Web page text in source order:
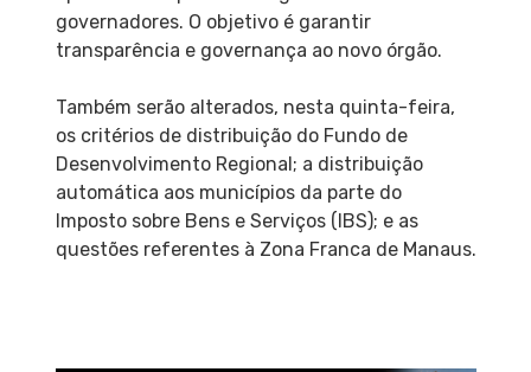
governadores. O objetivo é garantir
transparência e governança ao novo órgão.
Também serão alterados, nesta quinta-feira,
os critérios de distribuição do Fundo de
Desenvolvimento Regional; a distribuição
automática aos municípios da parte do
Imposto sobre Bens e Serviços (IBS); e as
questões referentes à Zona Franca de Manaus.